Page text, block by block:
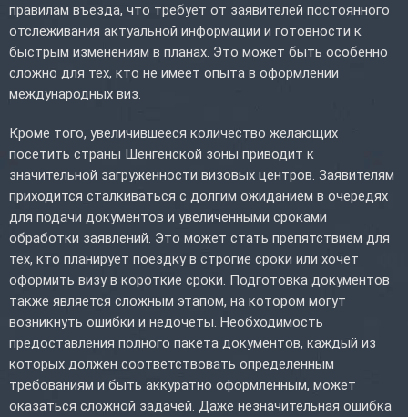
правилам въезда, что требует от заявителей постоянного
отслеживания актуальной информации и готовности к
быстрым изменениям в планах. Это может быть особенно
сложно для тех, кто не имеет опыта в оформлении
международных виз.
Кроме того, увеличившееся количество желающих
посетить страны Шенгенской зоны приводит к
значительной загруженности визовых центров. Заявителям
приходится сталкиваться с долгим ожиданием в очередях
для подачи документов и увеличенными сроками
обработки заявлений. Это может стать препятствием для
тех, кто планирует поездку в строгие сроки или хочет
оформить визу в короткие сроки. Подготовка документов
также является сложным этапом, на котором могут
возникнуть ошибки и недочеты. Необходимость
предоставления полного пакета документов, каждый из
которых должен соответствовать определенным
требованиям и быть аккуратно оформленным, может
оказаться сложной задачей. Даже незначительная ошибка